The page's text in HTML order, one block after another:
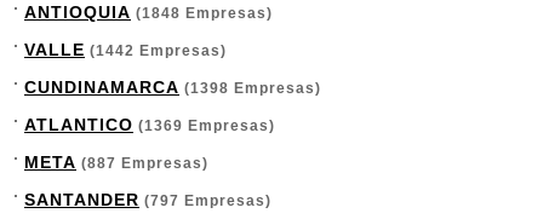
ANTIOQUIA (1848 Empresas)
VALLE (1442 Empresas)
CUNDINAMARCA (1398 Empresas)
ATLANTICO (1369 Empresas)
META (887 Empresas)
SANTANDER (797 Empresas)